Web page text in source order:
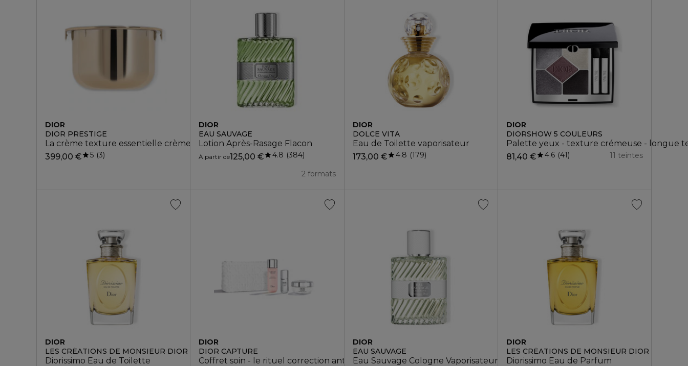
DIOR
DIOR PRESTIGE
La crème texture essentielle crème anti-âge haute réparation - recharge
399,00 €
5 3
DIOR
EAU SAUVAGE
Lotion Après-Rasage Flacon
À partir de125,00 €
2 formats
4.8 384
DIOR
DOLCE VITA
Eau de Toilette vaporisateur
173,00 €
4.8 179
DIOR
DIORSHOW 5 COULEURS
Palette yeux - texture crémeuse - longue
81,40 €
11 teintes
4.6 41
DIOR
LES CRÉATIONS DE MONSIEUR DIOR
Diorissimo Eau de Toilette
DIOR
DIOR CAPTURE
Coffret soin - le rituel correction anti-âge haute performance
DIOR
EAU SAUVAGE
Eau Sauvage Cologne Vaporisateur
DIOR
LES CRÉATIONS DE MONSIEUR DIOR
Diorissimo Eau de Parfum